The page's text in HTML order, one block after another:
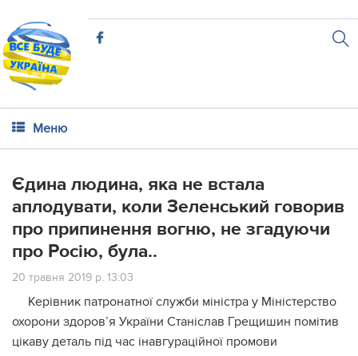
Меню
Єдина людина, яка не встала
аплодувати, коли Зеленський говорив
про припинення вогню, не згадуючи
про Росію, була..
20 травня 2019 р. 13:03
Керівник патронатної служби міністра у Міністерство
охорони здоров’я України Станіслав Грещишин помітив
цікаву деталь під час інавгураційної промови